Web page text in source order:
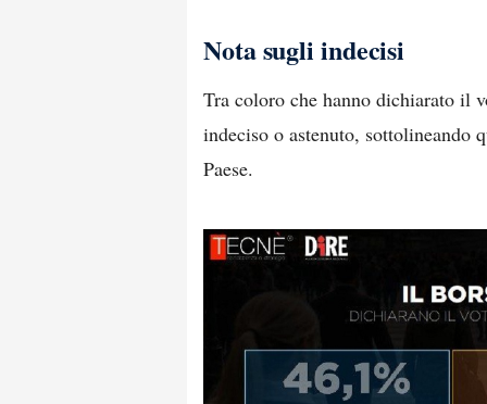
Nota sugli indecisi
Tra coloro che hanno dichiarato il
indeciso o astenuto, sottolineando
Paese.